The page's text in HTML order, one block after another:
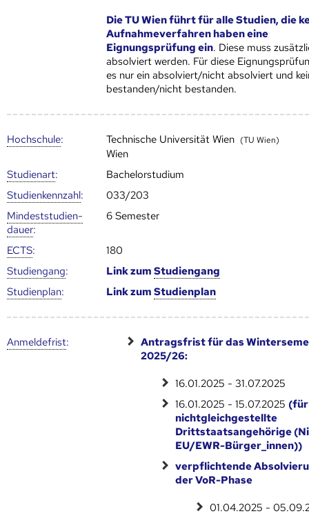
Die TU Wien führt für alle Studien, die
Aufnahmeverfahren haben eine
Eignungsprüfung ein. Diese muss
absolviert werden. Für diese
es nur ein absolviert/nicht absolviert und
bestanden/nicht bestanden.
Hoch­schule: Technische Universität Wien (TU Wien)
Wien
Studienart:
Bachelorstudium
Studien­kenn­zahl:
033/203
Mindest­studien­
dauer:
6 Semester
ECTS:
180
Studien­gang: Link zumStudien­gang
Studien­plan: Link zumStudien­plan
Anmelde­frist:
Antragsfrist für das
2025/26:
16.01.2025 - 31.07.2025
16.01.2025 - 15.07.2025 (für
nichtgleichgestellte
Drittstaatsangehörige
EU/EWR-Bürger_innen))
verpflichtende
der VoR-Phase
01.04.2025 -